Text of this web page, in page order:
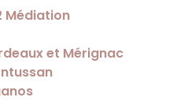
Médiation
et Mérignac